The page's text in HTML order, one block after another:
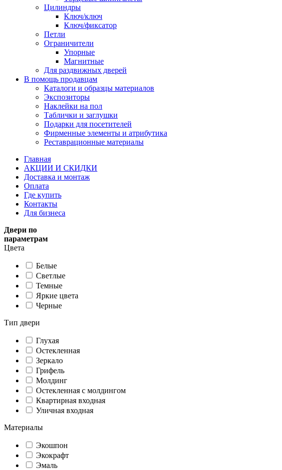
Цилиндры
Ключ/ключ
Ключ/фиксатор
Петли
Ограничители
Упорные
Магнитные
Для раздвижных дверей
В помощь продавцам
Каталоги и образцы материалов
Экспозиторы
Наклейки на пол
Таблички и заглушки
Подарки для посетителей
Фирменные элементы и атрибутика
Реставрационные материалы
Главная
АКЦИИ И СКИДКИ
Доставка и монтаж
Оплата
Где купить
Контакты
Для бизнеса
Двери по
параметрам
Цвета
Белые
Светлые
Темные
Яркие цвета
Черные
Тип двери
Глухая
Остекленная
Зеркало
Грифель
Молдинг
Остекленная с молдингом
Квартирная входная
Уличная входная
Материалы
Экошпон
Экокрафт
Эмаль